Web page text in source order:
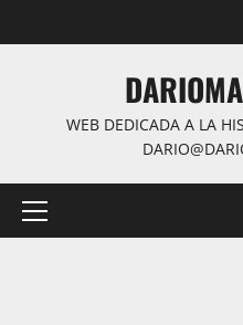
al
WEB DEDICADA A LA
Menú